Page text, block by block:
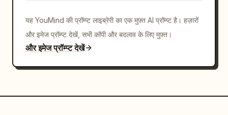
यह YouMind की प्रॉम्प्ट लाइब्रेरी का एक मुफ़्त AI प्रॉम्प्ट है। हज़ारों
और इमेज प्रॉम्प्ट देखें, सभी कॉपी और बदलाव के लिए मुफ़्त।
और इमेज प्रॉम्प्ट देखें